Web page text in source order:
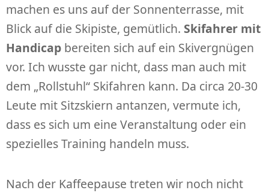
machen es uns auf der Sonnenterrasse, mit
Blick auf die Skipiste, gemütlich. Skifahrer mit
Handicap bereiten sich auf ein Skivergnügen
vor. Ich wusste gar nicht, dass man auch mit
dem „Rollstuhl“ Skifahren kann. Da circa 20-30
Leute mit Sitzskiern antanzen, vermute ich,
dass es sich um eine Veranstaltung oder ein
spezielles Training handeln muss.
Nach der Kaffeepause treten wir noch nicht